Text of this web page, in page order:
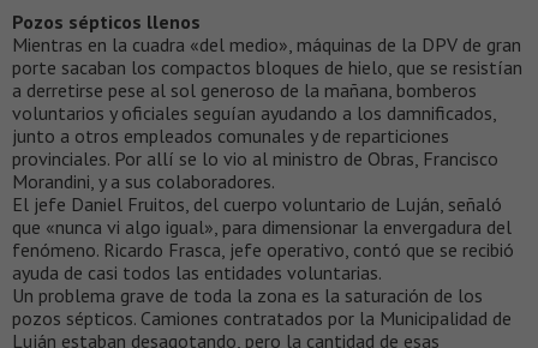
Pozos sépticos llenos
Mientras en la cuadra «del medio», máquinas de la DPV de gran
porte sacaban los compactos bloques de hielo, que se resistían
a derretirse pese al sol generoso de la mañana, bomberos
voluntarios y oficiales seguían ayudando a los damnificados,
junto a otros empleados comunales y de reparticiones
provinciales. Por allí se lo vio al ministro de Obras, Francisco
Morandini, y a sus colaboradores.
El jefe Daniel Fruitos, del cuerpo voluntario de Luján, señaló
que «nunca vi algo igual», para dimensionar la envergadura del
fenómeno. Ricardo Frasca, jefe operativo, contó que se recibió
ayuda de casi todos las entidades voluntarias.
Un problema grave de toda la zona es la saturación de los
pozos sépticos. Camiones contratados por la Municipalidad de
Luján estaban desagotando, pero la cantidad de esas